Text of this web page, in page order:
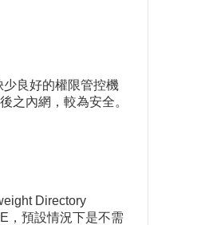
良好的權限管控機
之內網，較為安全。
Directory
，預設情況下是不需